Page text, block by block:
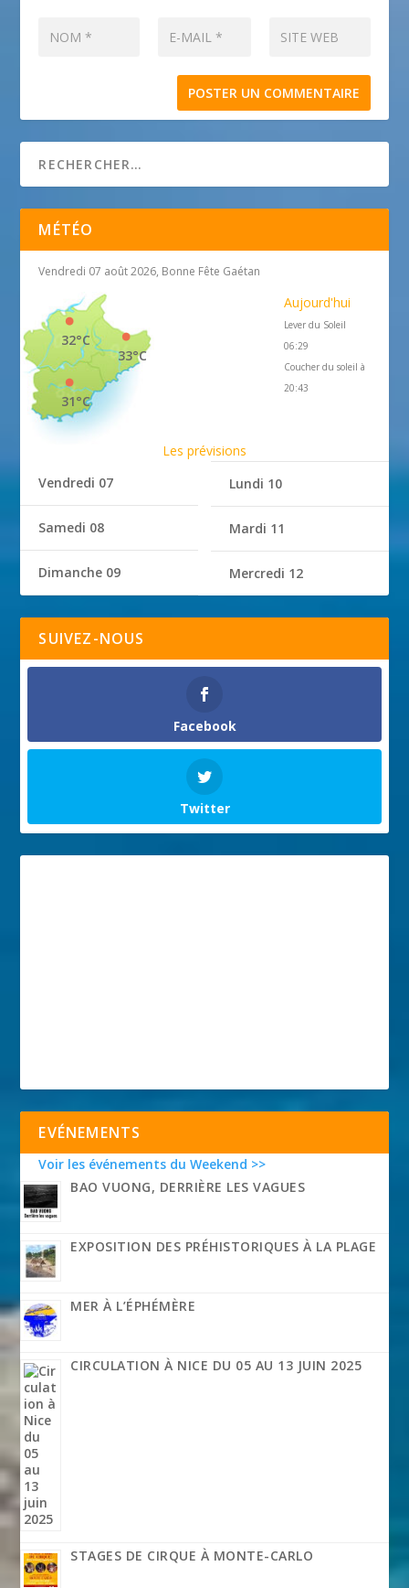
MÉTÉO
Vendredi 07 août 2026, Bonne Fête Gaétan
33°C
32°C
31°C
Aujourd'hui
Lever du Soleil
06:29
Coucher du soleil à
20:43
Les prévisions
Vendredi 07
Samedi 08
Dimanche 09
Lundi 10
Mardi 11
Mercredi 12
SUIVEZ-NOUS
Facebook
Twitter
EVÉNEMENTS
Voir les événements du Weekend >>
BAO VUONG, DERRIÈRE LES VAGUES
EXPOSITION DES PRÉHISTORIQUES À LA PLAGE
MER À L’ÉPHÉMÈRE
CIRCULATION À NICE DU 05 AU 13 JUIN 2025
STAGES DE CIRQUE À MONTE-CARLO